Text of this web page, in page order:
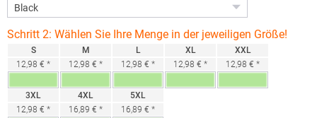
Schritt 2: Wählen Sie Ihre Menge in der jeweiligen Größe!
S
12,98 € *
M
12,98 € *
L
12,98 € *
XL
12,98 € *
XXL
12,98 € *
3XL
12,98 € *
4XL
16,89 € *
5XL
16,89 € *